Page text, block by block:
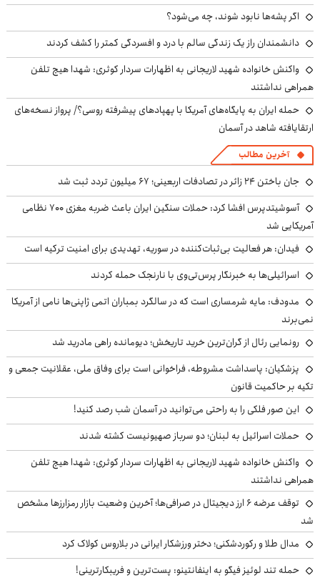
اگر پشه‌ها نابود شوند، چه می‌شود؟
دانشمندان راز یک زندگی سالم با درد و افسردگی کمتر را کشف کردند
واکنش خانواده شهید لاریجانی به اظهارات سردار کوثری: شهدا هیچ تلفن
همراهی نداشتند
حمله ایران به پایگاه‌های آمریکا با پهپادهای پیشرفته روسی؟/ پرواز نسخه‌های
ارتقایافته شاهد در آسمان
آخرین مطالب
جان باختن ۲۴ زائر در تصادفات اربعینی؛ ۶۷ میلیون تردد ثبت شد
آسوشیتدپرس افشا کرد: حملات سنگین ایران باعث ضربه مغزی ۷۰۰ نظامی
آمریکایی شد
فیدان: هر فعالیت بی‌ثبات‌کننده در سوریه، تهدیدی برای امنیت ترکیه است
اسرائیلی‌ها به خبرنگار پرس‌تی‌وی با نارنجک حمله کردند
مدودف: مایه شرمساری است که در سالگرد بمباران اتمی ژاپنی‌ها نامی از آمریکا
نمی‌برند
رونمایی رئال از گران‌ترین خرید تاریخش؛ دیومانده راهی مادرید شد
پزشکیان: پاسداشت مشروطه، فراخوانی است برای وفاق ملی، عقلانیت جمعی و
تکیه بر حاکمیت قانون
این صور فلکی را به راحتی می‌توانید در آسمان شب رصد کنید!
حملات اسرائیل به لبنان؛ دو سرباز صهیونیست کشته شدند
واکنش خانواده شهید لاریجانی به اظهارات سردار کوثری: شهدا هیچ تلفن
همراهی نداشتند
توقف عرضه ۶ ارز دیجیتال در صرافی‌ها؛ آخرین وضعیت بازار رمزارزها مشخص
شد
مدال طلا و رکوردشکنی؛ دختر ورزشکار ایرانی در بلاروس کولاک کرد
حمله تند لوئیز فیگو به اینفانتینو: پست‌ترین و فریبکارترینی!